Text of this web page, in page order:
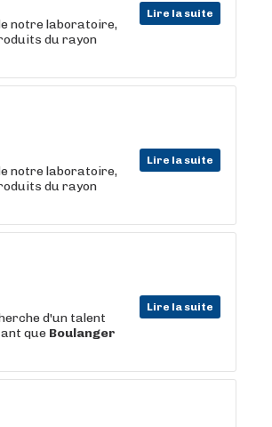
Lire la suite
notre laboratoire,
du rayon
Lire la suite
notre laboratoire,
du rayon
Lire la suite
d'un talent
que Boulanger